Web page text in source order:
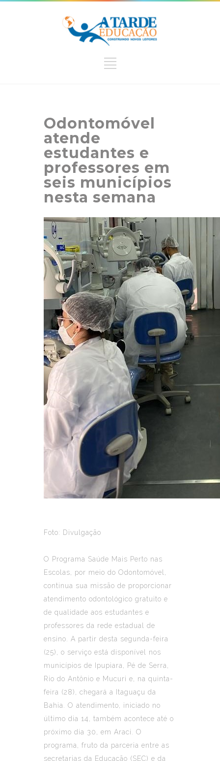
Odontomóvel
atende
estudantes e
professores em
seis municípios
nesta semana
Foto: Divulgação
O Programa Saúde Mais Perto nas
Escolas, por meio do Odontomóvel,
continua sua missão de proporcionar
atendimento odontológico gratuito e
de qualidade aos estudantes e
professores da rede estadual de
ensino. A partir desta segunda-feira
(25), o serviço está disponível nos
municípios de Ipupiara, Pé de Serra,
Rio do Antônio e Mucuri e, na quinta-
feira (28), chegará a Itaguaçu da
Bahia. O atendimento, iniciado no
último dia 14, também acontece até o
próximo dia 30, em Araci. O
programa, fruto da parceria entre as
secretarias da Educação (SEC) e da